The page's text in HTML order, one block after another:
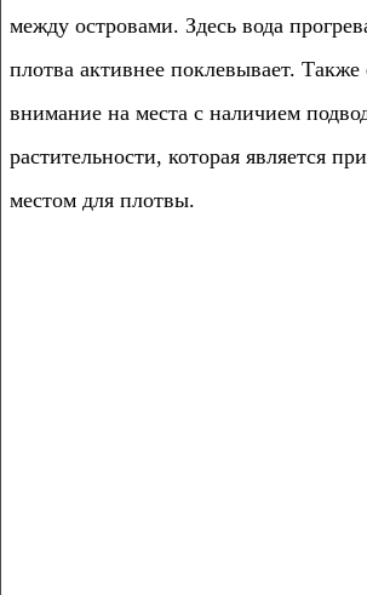
между островами. Здесь вода
плотва активнее поклевывает. Также
внимание на места с наличием
растительности, которая является
местом для плотвы.